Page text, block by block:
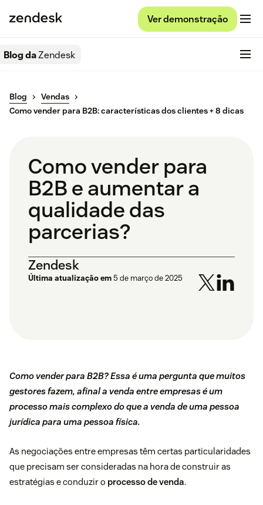
Ver demonstração
Blog daZendesk
Blog
Vendas
Como vender para B2B: características dos clientes + 8 dicas
Como vender para
B2B e aumentar a
qualidade das
parcerias?
Zendesk
Última atualização em5 de março de 2025
Como vender para B2B? Essa é uma pergunta que muitos
gestores fazem, afinal a venda entre empresas é um
processo mais complexo do que a venda de uma pessoa
jurídica para uma pessoa física.
As negociações entre empresas têm certas particularidades
que precisam ser consideradas na hora de construir as
estratégias e conduzir o processo de venda.